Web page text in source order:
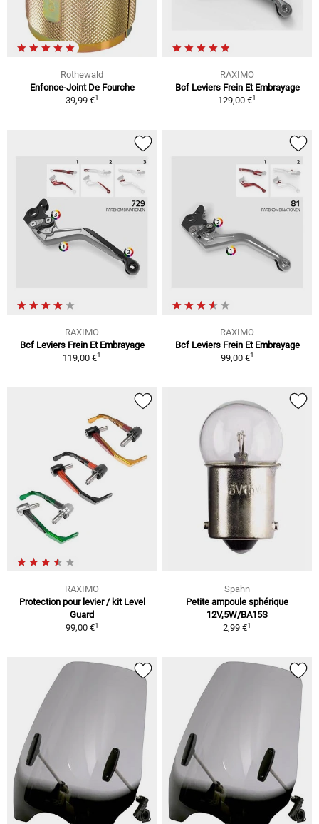
Rothewald
Enfonce-Joint De Fourche
39,99 €1
RAXIMO
Bcf Leviers Frein Et Embrayage
129,00 €1
RAXIMO
Bcf Leviers Frein Et Embrayage
119,00 €1
RAXIMO
Bcf Leviers Frein Et Embrayage
99,00 €1
RAXIMO
Protection pour levier / kit Level
Guard
99,00 €1
Spahn
Petite ampoule sphérique
12V,5W/BA15S
2,99 €1